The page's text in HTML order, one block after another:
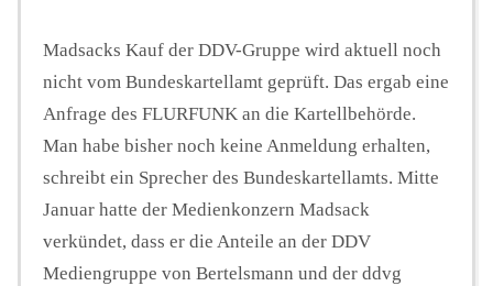
Madsacks Kauf der DDV-Gruppe wird aktuell noch
nicht vom Bundeskartellamt geprüft. Das ergab eine
Anfrage des FLURFUNK an die Kartellbehörde.
Man habe bisher noch keine Anmeldung erhalten,
schreibt ein Sprecher des Bundeskartellamts. Mitte
Januar hatte der Medienkonzern Madsack
verkündet, dass er die Anteile an der DDV
Mediengruppe von Bertelsmann und der ddvg